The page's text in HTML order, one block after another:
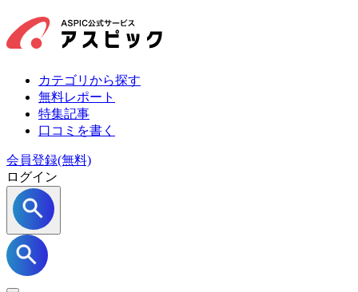
カテゴリから探す
無料レポート
特集記事
口コミを書く
会員登録(無料)
ログイン